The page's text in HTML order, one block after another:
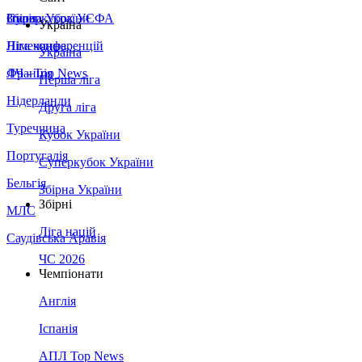
Збірна України
Італія
Німеччина
Франція
Нідерланди
Туреччина
Португалія
Бельгія
МЛС
Саудівська Аравія
Суперкубок УЄФА
Ліга конференцій
ЛЧ - Top News
Україна
Україна
Перша ліга
Друга ліга
Кубок України
Суперкубок України
Збірна України
Збірні
Ліга націй
ЧС 2026
Чемпіонати
Англія
Іспанія
АПЛ Top News